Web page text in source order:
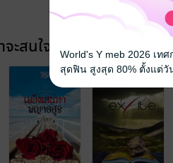
ะสนใจ
World's Y meb 2026 เท
สุดฟิน สูงสุด 80% ตั้งแต่วั